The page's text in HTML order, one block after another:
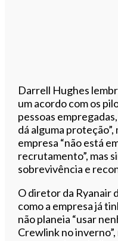
Darrell Hughes
um acordo com os
pessoas
dá alguma
empresa “não está
recrutamento”, mas
sobrevivência e
O diretor da Ryanair
como a empresa já
não planeia “usar
Crewlink no